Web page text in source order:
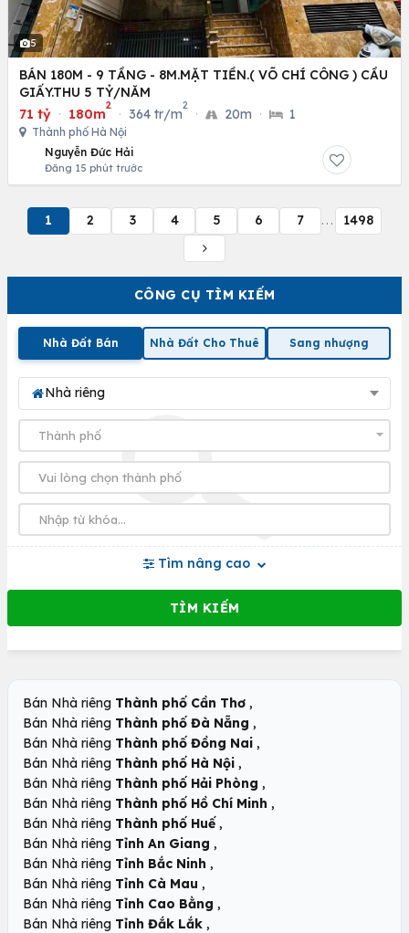
CÔNG CỤ TÌM KIẾM
Nhà Đất Bán Nhà Đất Cho Thuê Sang nhượng
Nhà riêng
Tìm nâng cao
5
BÁN 180M - 9 TẦNG - 8M.MẶT TIỀN.( VÕ CHÍ CÔNG ) CẦU
GIẤY.THU 5 TỶ/NĂM
71 tỷ · 180m
2
· 364 tr/m
2
· 20m · 1
Thành phố Hà Nội
Nguyễn Đức Hải
Đăng 15 phút trước
1 2 3 4 5 6 7 ... 1498
Bán Nhà riêng Thành phố Cần Thơ ,
Bán Nhà riêng Thành phố Đà Nẵng ,
Bán Nhà riêng Thành phố Đồng Nai ,
Bán Nhà riêng Thành phố Hà Nội ,
Bán Nhà riêng Thành phố Hải Phòng ,
Bán Nhà riêng Thành phố Hồ Chí Minh ,
Bán Nhà riêng Thành phố Huế ,
Bán Nhà riêng Tỉnh An Giang ,
Bán Nhà riêng Tỉnh Bắc Ninh ,
Bán Nhà riêng Tỉnh Cà Mau ,
Bán Nhà riêng Tỉnh Cao Bằng ,
Bán Nhà riêng Tỉnh Đắk Lắk ,